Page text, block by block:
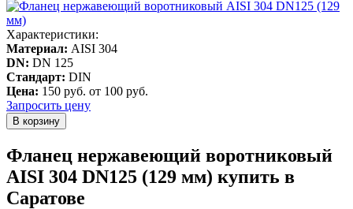
Характеристики:
Материал: AISI 304
DN: DN 125
Стандарт: DIN
Цена: 150 руб. от 100 руб.
Запросить цену
Фланец нержавеющий воротниковый
AISI 304 DN125 (129 мм) купить в
Саратове